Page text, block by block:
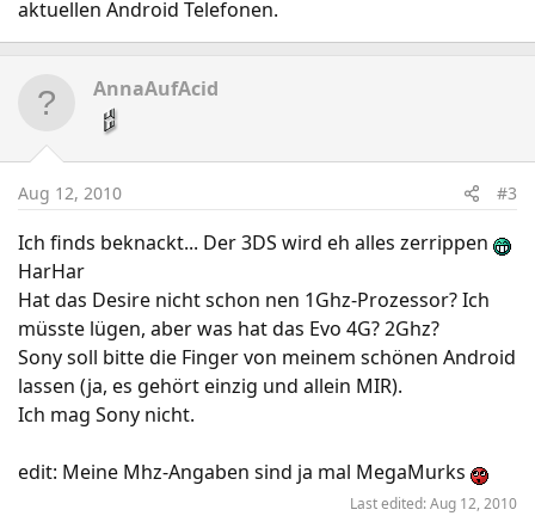
aktuellen Android Telefonen.
AnnaAufAcid
Aug 12, 2010 #3
Ich finds beknackt... Der 3DS wird eh alles zerrippen
HarHar
Hat das Desire nicht schon nen 1Ghz-Prozessor? Ich
müsste lügen, aber was hat das Evo 4G? 2Ghz?
Sony soll bitte die Finger von meinem schönen Android
lassen (ja, es gehört einzig und allein MIR).
Ich mag Sony nicht.
edit: Meine Mhz-Angaben sind ja mal MegaMurks
Last edited:Aug 12, 2010